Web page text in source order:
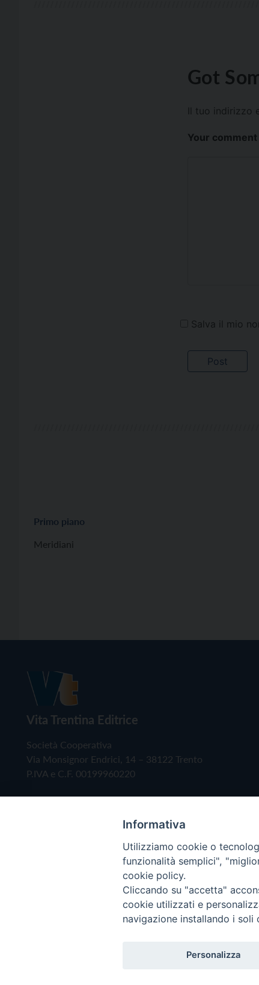
Got
Il tuo indirizzo
Your comment
Salva il mio
Primo piano
Meridiani
Vita Trentina Editrice
Società Cooperativa
Via Monsignor Endrici, 14 – 38122 Trento
P.IVA e C.F. 00199960220
Copyright © 2019 - Tutti i diritti riservati -
Informativa
Utilizziamo cookie o
funzionalità semplici",
cookie policy.
Cliccando su "accetta"
cookie utilizzati e
navigazione installando i
Personalizza